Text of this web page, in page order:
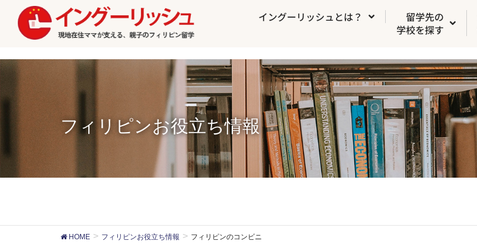
イングーリッシュとは？
留学先の
学校を探す
フィリピンお役立ち情報
HOME フィリピンお役立ち情報 フィリピンのコンビニ